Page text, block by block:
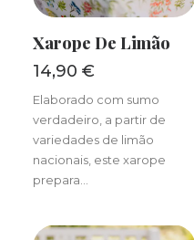
ADICIONAR
Xarope De Limão
14,90 €
Elaborado com sumo
verdadeiro, a partir de
variedades de limão
nacionais, este xarope
prepara…